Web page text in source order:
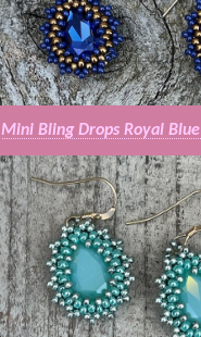
Mini Bling Drops Royal